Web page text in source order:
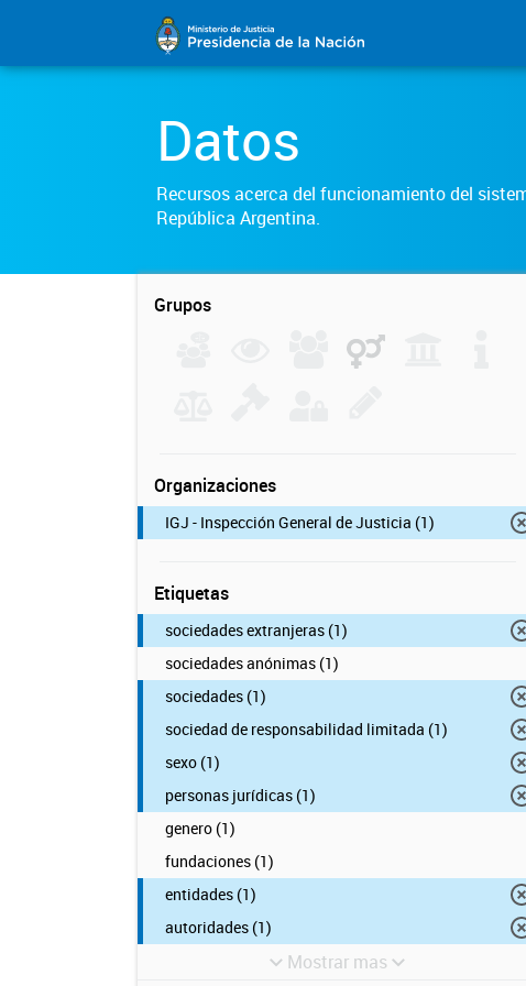
Datos
Recursos acerca del funcionamiento del
República Argentina.
Grupos
Organizaciones
IGJ - Inspección General de Justicia (1)
Etiquetas
sociedades extranjeras (1)
sociedades anónimas (1)
sociedades (1)
sociedad de responsabilidad limitada (1)
sexo (1)
personas jurídicas (1)
genero (1)
fundaciones (1)
entidades (1)
autoridades (1)
Mostrar mas